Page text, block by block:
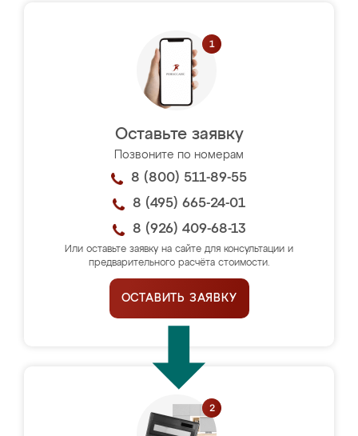
Оставьте заявку
Позвоните по номерам
8 (800) 511-89-55
8 (495) 665-24-01
8 (926) 409-68-13
Или оставьте заявку на сайте для консультации и
предварительного расчёта стоимости.
ОСТАВИТЬ ЗАЯВКУ